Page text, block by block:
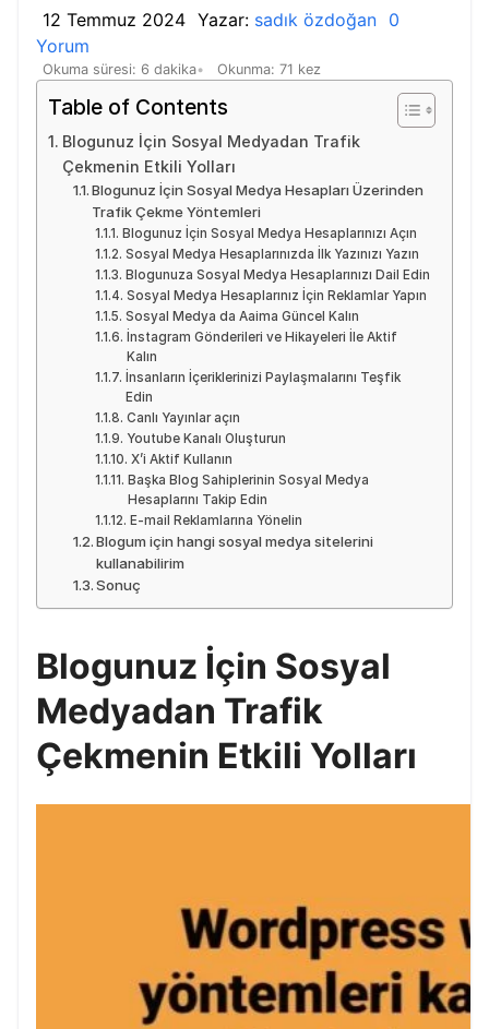
12 Temmuz 2024 Yazar: sadık özdoğan 0
Yorum
Okuma süresi: 6 dakika Okunma: 71 kez
Table of Contents
Blogunuz İçin Sosyal Medyadan Trafik
Çekmenin Etkili Yolları
Blogunuz İçin Sosyal Medya Hesapları Üzerinden
Trafik Çekme Yöntemleri
Blogunuz İçin Sosyal Medya Hesaplarınızı Açın
Sosyal Medya Hesaplarınızda İlk Yazınızı Yazın
Blogunuza Sosyal Medya Hesaplarınızı Dail Edin
Sosyal Medya Hesaplarınız İçin Reklamlar Yapın
Sosyal Medya da Aaima Güncel Kalın
İnstagram Gönderileri ve Hikayeleri İle Aktif
Kalın
İnsanların İçeriklerinizi Paylaşmalarını Teşfik
Edin
Canlı Yayınlar açın
Youtube Kanalı Oluşturun
X’i Aktif Kullanın
Başka Blog Sahiplerinin Sosyal Medya
Hesaplarını Takip Edin
E-mail Reklamlarına Yönelin
Blogum için hangi sosyal medya sitelerini
kullanabilirim
Sonuç
Blogunuz İçin Sosyal
Medyadan Trafik
Çekmenin Etkili Yolları